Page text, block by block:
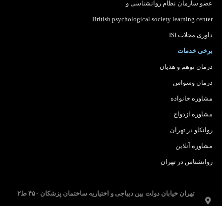
عضو سازمان نظام روانشناسیو
British psychological society learning center
داوری مجلات ISI
برخی خدمات
درمان توهم و هذیان
درمان وسواس
مشاوره خانواده
مشاوره ازدواج
روانکاو در تهران
مشاوره آنلاین
روانشناس در تهران
تهران خیابان دولت بین دیباجی و اختیاریه ساختمان پزشکان ۴۵۰ ط۲